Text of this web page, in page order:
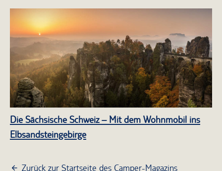
Die Sächsische Schweiz – Mit dem Wohnmobil ins
Elbsandsteingebirge
Zurück zur Startseite des Camper-Magazins